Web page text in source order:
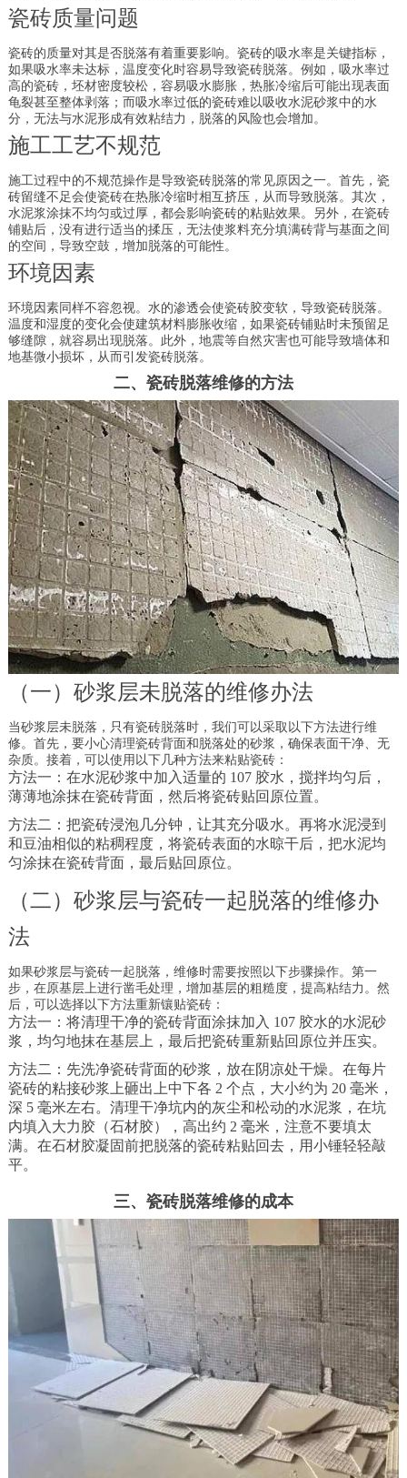
瓷砖质量问题
瓷砖的质量对其是否脱落有着重要影响。瓷砖的吸水率是关键指标，
如果吸水率未达标，温度变化时容易导致瓷砖脱落。例如，吸水率过
高的瓷砖，坯材密度较松，容易吸水膨胀，热胀冷缩后可能出现表面
龟裂甚至整体剥落；而吸水率过低的瓷砖难以吸收水泥砂浆中的水
分，无法与水泥形成有效粘结力，脱落的风险也会增加。
施工工艺不规范
施工过程中的不规范操作是导致瓷砖脱落的常见原因之一。首先，瓷
砖留缝不足会使瓷砖在热胀冷缩时相互挤压，从而导致脱落。其次，
水泥浆涂抹不均匀或过厚，都会影响瓷砖的粘贴效果。另外，在瓷砖
铺贴后，没有进行适当的揉压，无法使浆料充分填满砖背与基面之间
的空间，导致空鼓，增加脱落的可能性。
环境因素
环境因素同样不容忽视。水的渗透会使瓷砖胶变软，导致瓷砖脱落。
温度和湿度的变化会使建筑材料膨胀收缩，如果瓷砖铺贴时未预留足
够缝隙，就容易出现脱落。此外，地震等自然灾害也可能导致墙体和
地基微小损坏，从而引发瓷砖脱落。
二、瓷砖脱落维修的方法
（一）砂浆层未脱落的维修办法
当砂浆层未脱落，只有瓷砖脱落时，我们可以采取以下方法进行维
修。首先，要小心清理瓷砖背面和脱落处的砂浆，确保表面干净、无
杂质。接着，可以使用以下几种方法来粘贴瓷砖：
方法一：在水泥砂浆中加入适量的 107 胶水，搅拌均匀后，
薄薄地涂抹在瓷砖背面，然后将瓷砖贴回原位置。
方法二：把瓷砖浸泡几分钟，让其充分吸水。再将水泥浸到
和豆油相似的粘稠程度，将瓷砖表面的水晾干后，把水泥均
匀涂抹在瓷砖背面，最后贴回原位。
（二）砂浆层与瓷砖一起脱落的维修办
法
如果砂浆层与瓷砖一起脱落，维修时需要按照以下步骤操作。第一
步，在原基层上进行凿毛处理，增加基层的粗糙度，提高粘结力。然
后，可以选择以下方法重新镶贴瓷砖：
方法一：将清理干净的瓷砖背面涂抹加入 107 胶水的水泥砂
浆，均匀地抹在基层上，最后把瓷砖重新贴回原位并压实。
方法二：先洗净瓷砖背面的砂浆，放在阴凉处干燥。在每片
瓷砖的粘接砂浆上砸出上中下各 2 个点，大小约为 20 毫米，
深 5 毫米左右。清理干净坑内的灰尘和松动的水泥浆，在坑
内填入大力胶（石材胶），高出约 2 毫米，注意不要填太
满。在石材胶凝固前把脱落的瓷砖粘贴回去，用小锤轻轻敲
平。
三、瓷砖脱落维修的成本